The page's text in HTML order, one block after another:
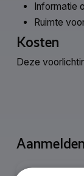
Informatie
Ruimte
Kosten
Deze
Aanmelden